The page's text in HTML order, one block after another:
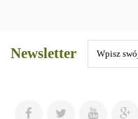
Newsletter